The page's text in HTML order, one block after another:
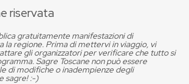
riservata
gratuitamente manifestazioni di
la regione. Prima di mettervi in viaggio, vi
gli organizzatori per verificare che tutto si
Sagre Toscane non può essere
di modifiche o inadempienze degli
sagre! :-)